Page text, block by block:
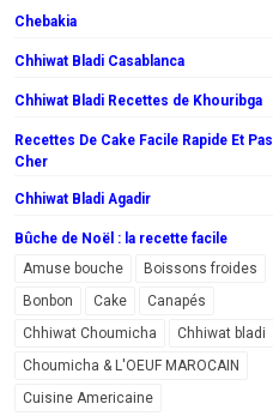
Chebakia
Chhiwat Bladi Casablanca
Chhiwat Bladi Recettes de Khouribga
Recettes De Cake Facile Rapide Et Pas
Cher
Chhiwat Bladi Agadir
Bûche de Noël : la recette facile
Amuse bouche
Boissons froides
Bonbon
Cake
Canapés
Chhiwat Choumicha
Chhiwat bladi
Choumicha & L'OEUF MAROCAIN
Cuisine Americaine